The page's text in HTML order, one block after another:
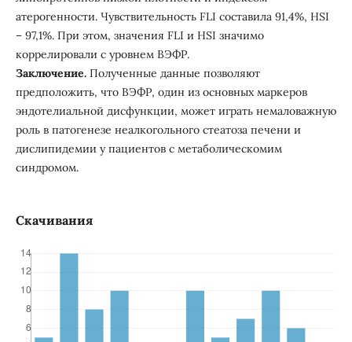
атерогенности. Чувствительность FLI составила 91,4%, HSI
– 97,1%. При этом, значения FLI и HSI значимо
коррелировали с уровнем ВЭФР.
Заключение.Полученные данные позволяют
предположить, что ВЭФР, один из основных маркеров
эндотелиальной дисфункции, может играть немаловажную
роль в патогенезе неалкогольного стеатоза печени и
дислипидемии у пациентов с метаболическомим
синдромом.
Скачивания